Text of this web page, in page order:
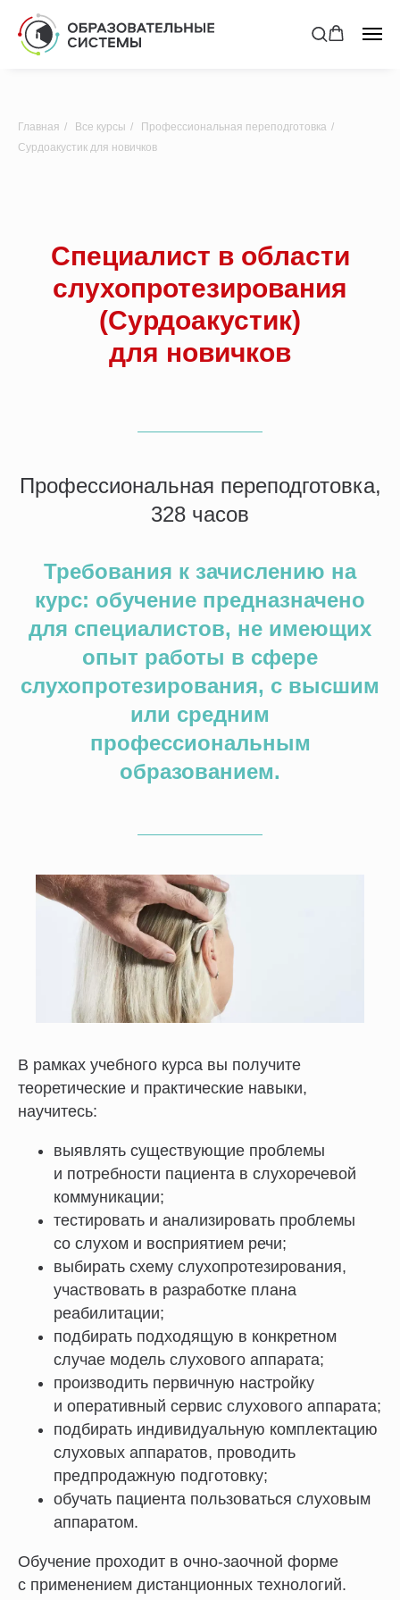
Главная / Все курсы / Профессиональная переподготовка /
Сурдоакустик для новичков
Специалист в области
слухопротезирования
(Сурдоакустик)
для новичков
Профессиональная переподготовка,
328 часов
Требования к зачислению на
курс: обучение предназначено
для специалистов, не имеющих
опыт работы в сфере
слухопротезирования, с высшим
или средним
профессиональным
образованием.
В рамках учебного курса вы получите
теоретические и практические навыки,
научитесь:
выявлять существующие проблемы
и потребности пациента в слухоречевой
коммуникации;
тестировать и анализировать проблемы
со слухом и восприятием речи;
выбирать схему слухопротезирования,
участвовать в разработке плана
реабилитации;
подбирать подходящую в конкретном
случае модель слухового аппарата;
производить первичную настройку
и оперативный сервис слухового аппарата;
подбирать индивидуальную комплектацию
слуховых аппаратов, проводить
предпродажную подготовку;
обучать пациента пользоваться слуховым
аппаратом.
Обучение проходит в очно-заочной форме
с применением дистанционных технологий.